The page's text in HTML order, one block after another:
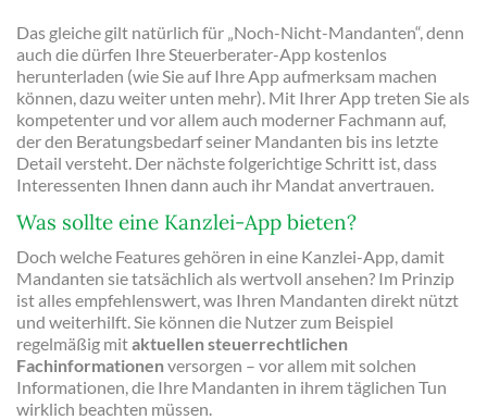
Das gleiche gilt natürlich für „Noch-Nicht-Mandanten“, denn
auch die dürfen Ihre Steuerberater-App kostenlos
herunterladen (wie Sie auf Ihre App aufmerksam machen
können, dazu weiter unten mehr). Mit Ihrer App treten Sie als
kompetenter und vor allem auch moderner Fachmann auf,
der den Beratungsbedarf seiner Mandanten bis ins letzte
Detail versteht. Der nächste folgerichtige Schritt ist, dass
Interessenten Ihnen dann auch ihr Mandat anvertrauen.
Was sollte eine Kanzlei-App bieten?
Doch welche Features gehören in eine Kanzlei-App, damit
Mandanten sie tatsächlich als wertvoll ansehen? Im Prinzip
ist alles empfehlenswert, was Ihren Mandanten direkt nützt
und weiterhilft. Sie können die Nutzer zum Beispiel
regelmäßig mitaktuellen steuerrechtlichen
Fachinformationenversorgen – vor allem mit solchen
Informationen, die Ihre Mandanten in ihrem täglichen Tun
wirklich beachten müssen.